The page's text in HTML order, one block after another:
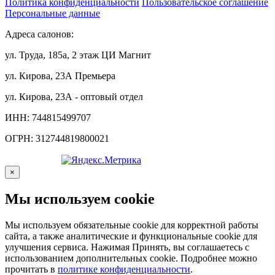
Политика конфиденциальности
Пользовательское соглашение
Персональные данные
Адреса салонов:
ул. Труда, 185а, 2 этаж ЦИ Магнит
ул. Кирова, 23А Премьера
ул. Кирова, 23А - оптовый отдел
ИНН: 744815499707
ОГРН: 312744819800021
×
Мы используем cookie
Мы используем обязательные cookie для корректной работы
сайта, а также аналитические и функциональные cookie для
улучшения сервиса. Нажимая Принять, вы соглашаетесь с
использованием дополнительных cookie. Подробнее можно
прочитать в политике конфиденциальности.